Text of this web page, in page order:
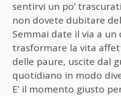
sentirvi un po’
non dovete dubitare
Semmai date il via a un
trasformare la vita
delle paure, uscite dal
quotidiano in modo
E’ il momento giusto